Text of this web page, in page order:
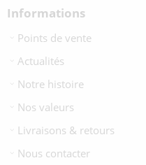
Informations
Points de vente
Actualités
Notre histoire
Nos valeurs
Livraisons & retours
Nous contacter